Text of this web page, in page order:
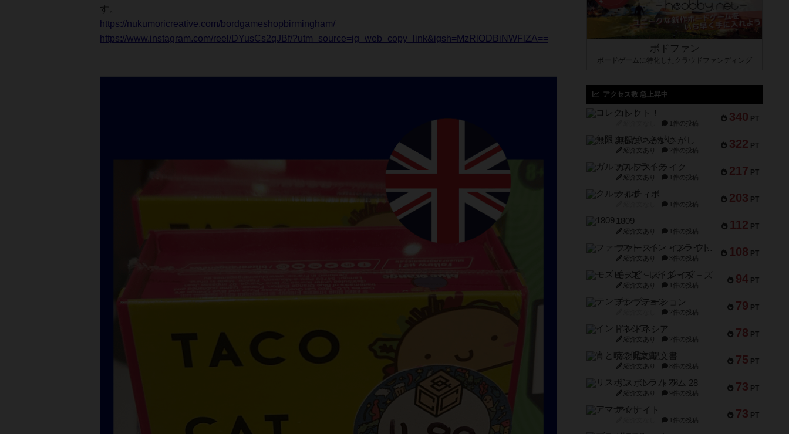
す。
https://nukumoricreative.com/bordgameshopbirmingham/
https://www.instagram.com/reel/DYusCs2qJBf/?utm_source=ig_web_copy_link&igsh=MzRlODBiNWFlZA==
ボドファン
ボードゲームに特化したクラウドファンディング
アクセス数 急上昇中
340 PT
コレクト！
1件の投稿
322 PT
無限まちがいさがし
紹介文あり 2件の投稿
217 PT
ガルフストライク
紹介文あり 1件の投稿
203 PT
クルティボ
1件の投稿
112 PT
1809
紹介文あり 1件の投稿
108 PT
ファースト・イン・フライト
紹介文あり 3件の投稿
94 PT
モズビ－ズ・レイダ－ズ
紹介文あり 1件の投稿
79 PT
テンプテーション
2件の投稿
78 PT
インドネシア
紹介文あり 2件の投稿
75 PT
宵と暁の呪文書
紹介文あり 8件の投稿
73 PT
リスボン・トラム 28
紹介文あり 9件の投稿
73 PT
アマナイト
1件の投稿